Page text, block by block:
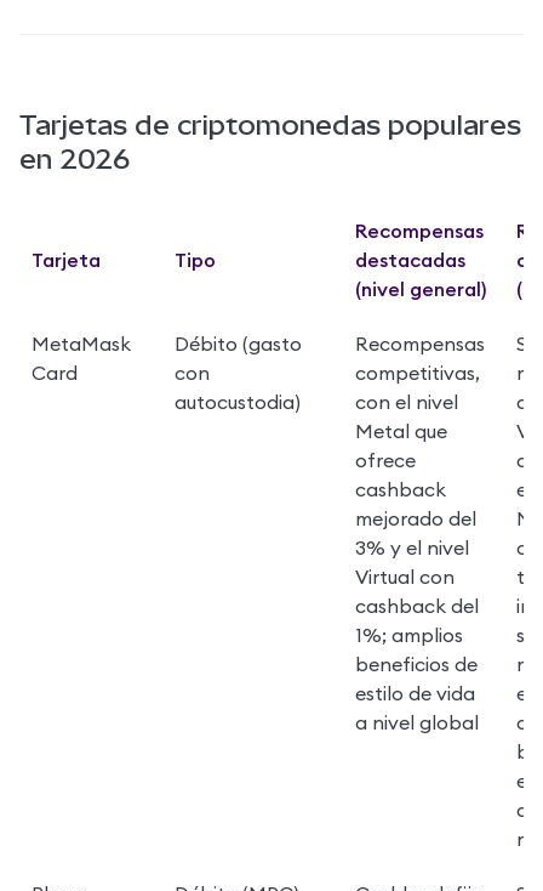
Tarjetas de criptomonedas populares
en 2026
Tarjeta Tipo
Recompensas
destacadas
(nivel general)
MetaMask
Card
Débito (gasto
con
autocustodia)
Recompensas
competitivas,
con el nivel
Metal que
ofrece
cashback
mejorado del
3% y el nivel
Virtual con
cashback del
1%; amplios
beneficios de
estilo de vida
a nivel global
en
en